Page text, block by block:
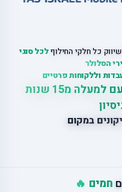
כל חלקי החילוףלכל סוגי
הסלולר
וללקוחות פרטיים
מובילים בסלולר עם למעלה מ15 שנות
במקום
חמים 🔥